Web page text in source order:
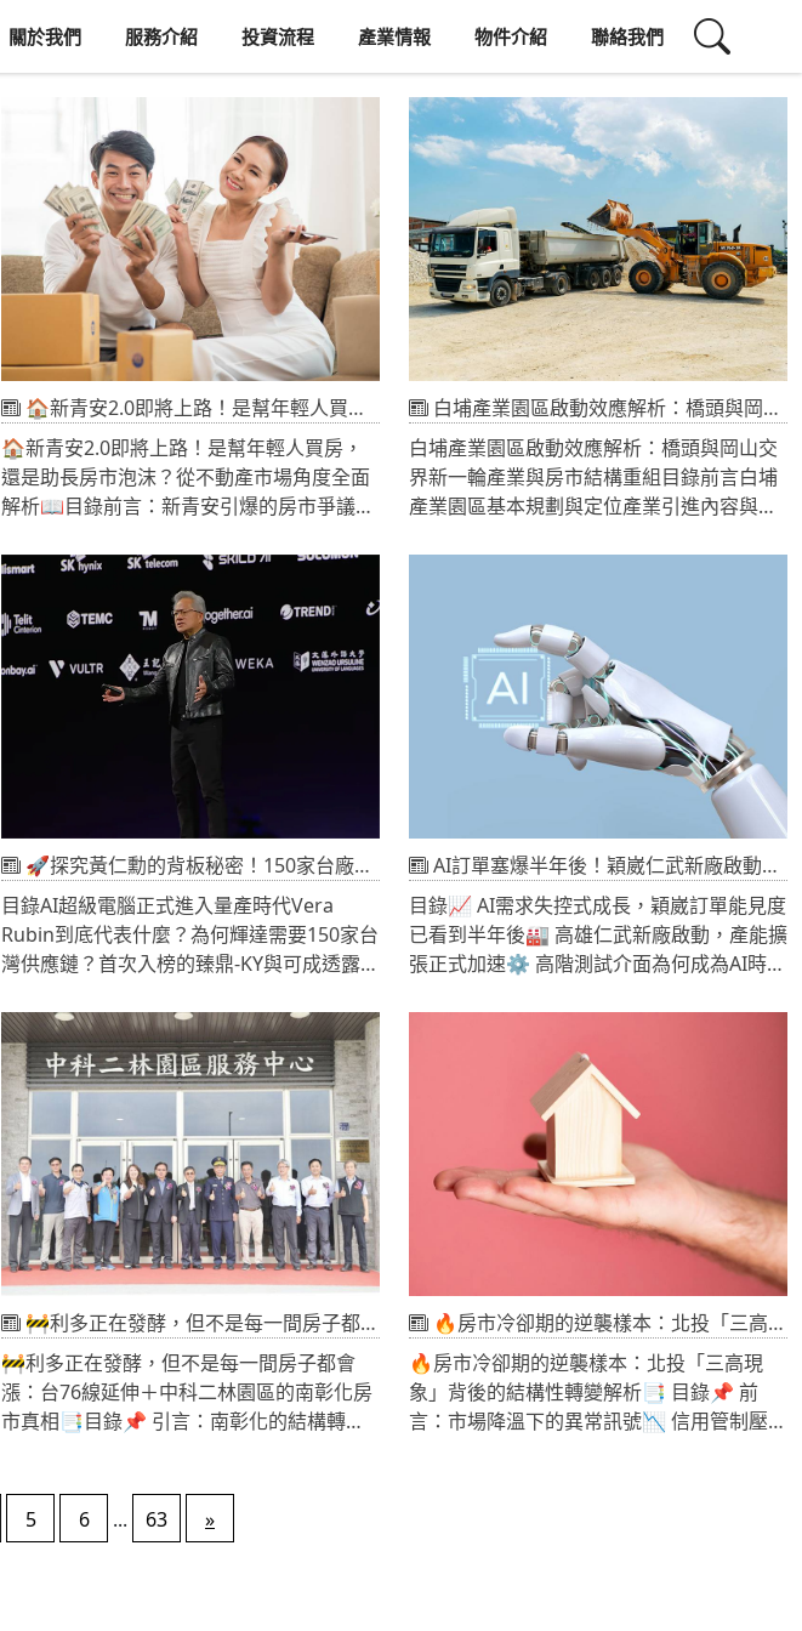
關於我們 服務介紹 投資流程 產業情報 物件介紹 聯絡我們
🏠新青安2.0即將上路！是幫年輕人買房，還是助長房市泡沫？從不動產市場角度全面解析
🏠新青安2.0即將上路！是幫年輕人買房，
還是助長房市泡沫？從不動產市場角度全面
解析📖目錄前言：新青安引爆的房市爭議新
人認為新青安「害了年輕人」？新青安2.0上
路後，對不動產市場的影響結論：回歸不動
產本質，購屋決策比政策更重要🏠一、前
言：新青安引爆的房市爭議新青安房貸自推
出以來，成為近年台灣房地產市場最具影響
力的住宅政策之一。透過低利率、長年期、
高成數貸款等措施，大幅降低首購族的購屋
門檻，也讓許多年輕家庭得以提前完成購屋
夢想。然而隨著房價快速上漲、銀行信用管
制收緊，以及部分區域交易量明顯降溫，市
場開始出現不同聲音。近期PTT房板便出現
「新青安毀了年輕人」的討論，認為不少首
購族在2024年房市高點進場，如今面臨房價
停滯、轉手不易及房貸壓力增加等問題。但
另一方面，也有許多人認為政策本意就是協
市漲跌歸咎於新青安，並不公平。從不動產
市場角度來看，新青安究竟帶來什麼改變？
新青安2.0又將如何影響未來房市？
白埔產業園區啟動效應解析：橋頭與岡山交界新一輪產業與房市結構重組
白埔產業園區啟動效應解析：橋頭與岡山交
界新一輪產業與房市結構重組目錄前言白埔
產業園區基本規劃與定位產業引進內容與經
🚀探究黃仁勳的背板秘密！150家台廠全面備戰Vera Rubin，下一波受惠的可能不只是電子股，而是工業地產
目錄AI超級電腦正式進入量產時代Vera
Rubin到底代表什麼？為何輝達需要150家台
灣供應鏈？首次入榜的臻鼎-KY與可成透露什
張如何帶動工業不動產需求？投資觀點與未
來趨勢📌引言2026年最重要的產業訊號，或
許不是哪一家公司股價創高。而是輝達執行
長-黃仁勳 在GTC Taipei公開宣布：台灣AI超
級電腦產能將翻倍成長。當一套MGX系統擁
有130萬個零組件、重達2噸時，代表的早已
不是單純的電子產品。而是一場從晶片、散
熱、PCB、機殼、電源、液冷到工業地產的
全面升級。這波AI浪潮受惠的可能不只是科
技股。更可能是那些已經開始擴廠、找地、
蓋廠的企業。
AI訂單塞爆半年後！穎崴仁武新廠啟動，高階測試介面正式進入超級循環
目錄📈 AI需求失控式成長，穎崴訂單能見度
已看到半年後🏭 高雄仁武新廠啟動，產能擴
張正式加速⚙️ 高階測試介面為何成為AI時代
獲利同步創高🌏 全球AI資本支出暴增，台灣
半導體鏈全面受惠📌 結論：AI不是短期題
材，而是台灣工業地產與科技製造的新週期
🚧利多正在發酵，但不是每一間房子都會漲：台76線延伸＋中科二林園區的南彰化房市真相
🚧利多正在發酵，但不是每一間房子都會
漲：台76線延伸＋中科二林園區的南彰化房
市真相📑目錄📌 引言：南彰化的結構轉變
性爆發📊 量縮價漲背後的市場訊號🏘️ 個案
表現透露的購屋邏輯⚠️ 結論與建議：機會存
🔥房市冷卻期的逆襲樣本：北投「三高現象」背後的結構性轉變解析
🔥房市冷卻期的逆襲樣本：北投「三高現
象」背後的結構性轉變解析📑 目錄📌 前
言：市場降溫下的異常訊號📉 信用管制壓抑
5 6 ... 63 »